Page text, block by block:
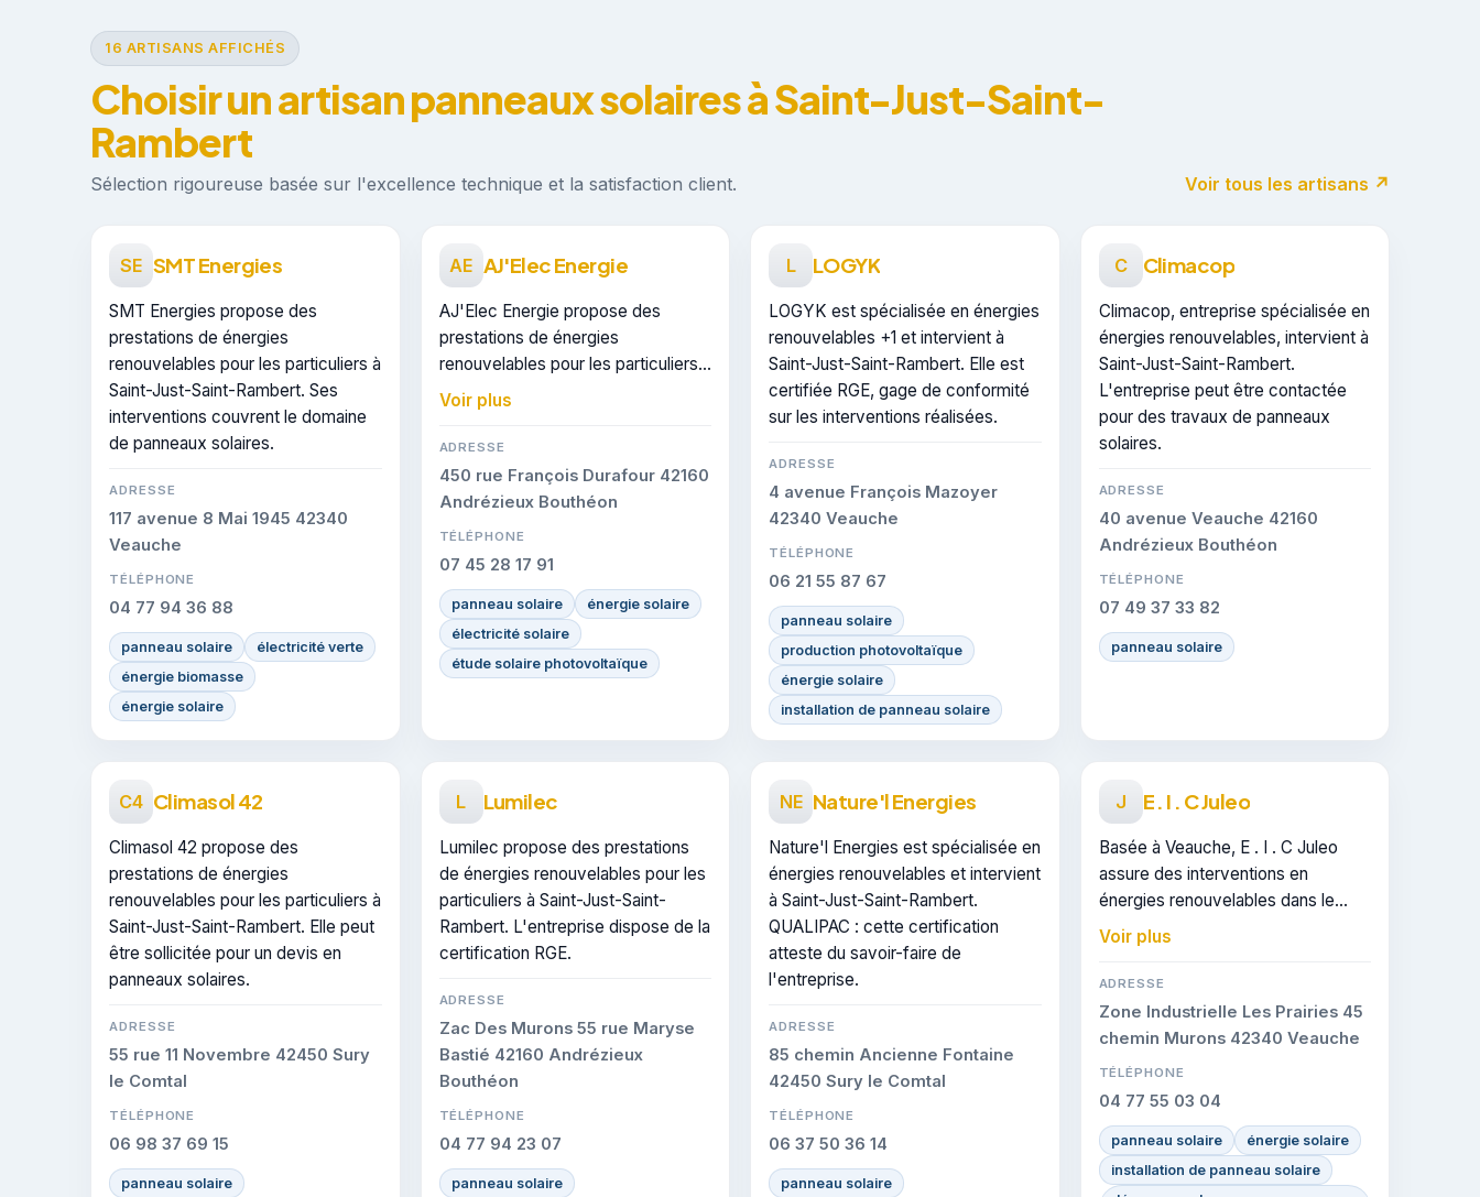
16 ARTISANS AFFICHÉS
Choisir un artisan panneaux solaires à Saint-Just-Saint-
Rambert
Sélection rigoureuse basée sur l'excellence technique et la satisfaction client. Voir tous les artisans ↗
SE SMT Energies
SMT Energies propose des
prestations de énergies
renouvelables pour les particuliers à
Saint-Just-Saint-Rambert. Ses
interventions couvrent le domaine
de panneaux solaires.
ADRESSE
117 avenue 8 Mai 1945 42340
Veauche
TÉLÉPHONE
04 77 94 36 88
panneau solaire
électricité verte
énergie biomasse
énergie solaire
AE AJ'Elec Energie
AJ'Elec Energie propose des
prestations de énergies
renouvelables pour les particuliers à
Saint-Just-Saint-Rambert. Elle est
certifiée RGE, gage de conformité
sur les interventions réalisées.
Voir plus
ADRESSE
450 rue François Durafour 42160
Andrézieux Bouthéon
TÉLÉPHONE
07 45 28 17 91
panneau solaire
énergie solaire
électricité solaire
étude solaire photovoltaïque
L LOGYK
LOGYK est spécialisée en énergies
renouvelables +1 et intervient à
Saint-Just-Saint-Rambert. Elle est
certifiée RGE, gage de conformité
sur les interventions réalisées.
ADRESSE
4 avenue François Mazoyer
42340 Veauche
TÉLÉPHONE
06 21 55 87 67
panneau solaire
production photovoltaïque
énergie solaire
installation de panneau solaire
C Climacop
Climacop, entreprise spécialisée en
énergies renouvelables, intervient à
Saint-Just-Saint-Rambert.
L'entreprise peut être contactée
pour des travaux de panneaux
solaires.
ADRESSE
40 avenue Veauche 42160
Andrézieux Bouthéon
TÉLÉPHONE
07 49 37 33 82
panneau solaire
C4 Climasol 42
Climasol 42 propose des
prestations de énergies
renouvelables pour les particuliers à
Saint-Just-Saint-Rambert. Elle peut
être sollicitée pour un devis en
panneaux solaires.
ADRESSE
55 rue 11 Novembre 42450 Sury
le Comtal
TÉLÉPHONE
06 98 37 69 15
panneau solaire
L Lumilec
Lumilec propose des prestations
de énergies renouvelables pour les
particuliers à Saint-Just-Saint-
Rambert. L'entreprise dispose de la
certification RGE.
ADRESSE
Zac Des Murons 55 rue Maryse
Bastié 42160 Andrézieux
Bouthéon
TÉLÉPHONE
04 77 94 23 07
panneau solaire
NE Nature'l Energies
Nature'l Energies est spécialisée en
énergies renouvelables et intervient
à Saint-Just-Saint-Rambert.
QUALIPAC : cette certification
atteste du savoir-faire de
l'entreprise.
ADRESSE
85 chemin Ancienne Fontaine
42450 Sury le Comtal
TÉLÉPHONE
06 37 50 36 14
panneau solaire
J E . I . C Juleo
Basée à Veauche, E . I . C Juleo
assure des interventions en
énergies renouvelables dans le
secteur de Saint-Just-Saint-
Rambert. Elle peut être sollicitée
pour un devis en panneaux solaires.
Voir plus
ADRESSE
Zone Industrielle Les Prairies 45
chemin Murons 42340 Veauche
TÉLÉPHONE
04 77 55 03 04
panneau solaire
énergie solaire
installation de panneau solaire